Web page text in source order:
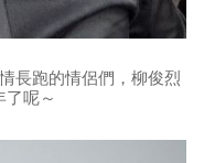
長跑的情侶們，柳俊烈
了呢～